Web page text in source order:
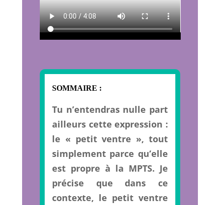
SOMMAIRE :
Tu n’entendras nulle part
ailleurs cette expression :
le « petit ventre », tout
simplement parce qu’elle
est propre à la MPTS. Je
précise que dans ce
contexte, le petit ventre